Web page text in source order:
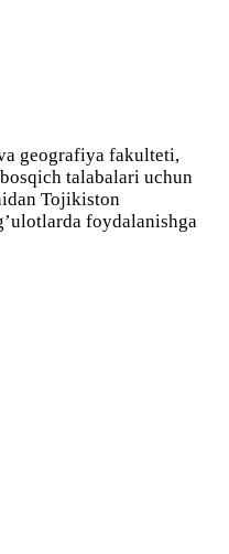
geografiya fakulteti,
talabalari uchun
Tojikiston
foydalanishga